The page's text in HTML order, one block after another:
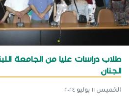
طلاب دراسات عليا من الجامعة
الجنان
الخميس ١١ يوليو ٢٠٢٤